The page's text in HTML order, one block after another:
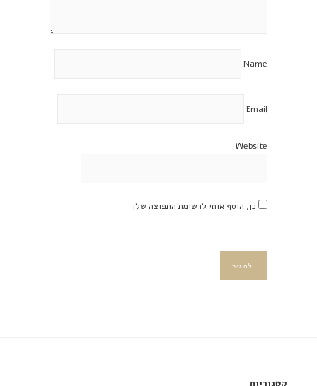
Name
Email
Website
כן, הוסף אותי לרשימת התפוצה שלך